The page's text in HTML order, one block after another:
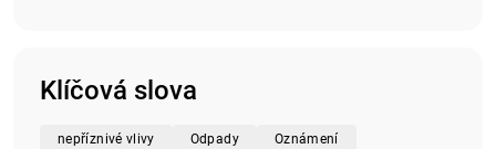
Klíčová slova
nepříznivé vlivy Odpady
Oznámení